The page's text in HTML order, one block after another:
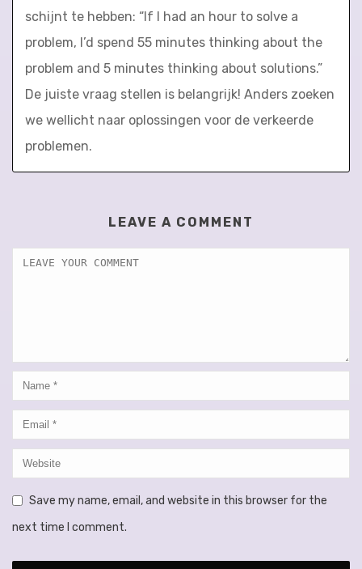
schijnt te hebben: “If I had an hour to solve a
problem, I’d spend 55 minutes thinking about the
problem and 5 minutes thinking about solutions.”
De juiste vraag stellen is belangrijk! Anders zoeken
we wellicht naar oplossingen voor de verkeerde
problemen.
LEAVE A COMMENT
Save my name, email, and website in this browser for the
next time I comment.